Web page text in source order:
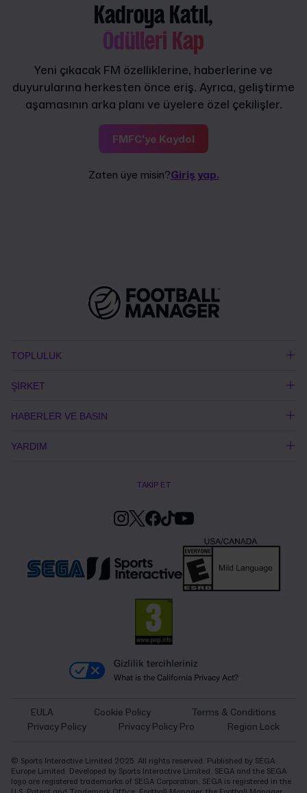
Kadroya Katıl,
Ödülleri Kap
Yeni çıkacak FM özelliklerine, haberlerine ve
duyurularına herkesten önce eriş. Ayrıca, geliştirme
aşamasının arka planı ve üyelere özel çekilişler.
FMFC'ye Kaydol
Zaten üye misin?Giriş yap.
TOPLULUK
ŞİRKET
HABERLER VE BASIN
YARDIM
TAKİP ET
Gizlilik tercihleriniz
What is the California Privacy Act?
EULA Cookie Policy
Terms & Conditions
Privacy Policy
Privacy Policy Pro Region Lock
© Sports Interactive Limited 2025. All rights reserved. Published by SEGA
Europe Limited. Developed by Sports Interactive Limited. SEGA and the SEGA
logo are registered trademarks of SEGA Corporation. SEGA is registered in the